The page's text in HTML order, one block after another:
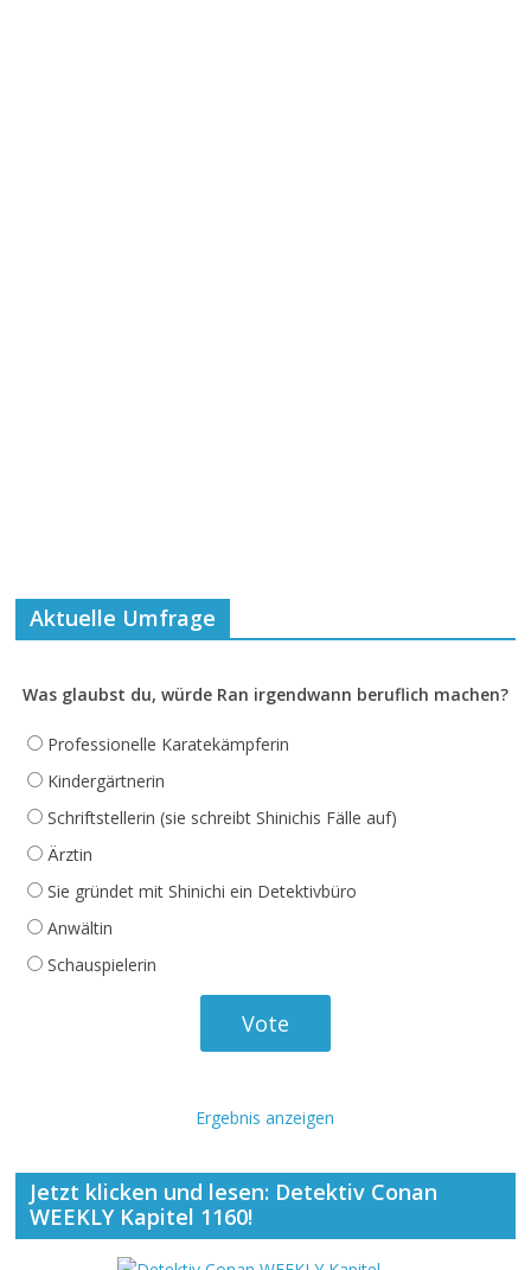
Aktuelle Umfrage
Was glaubst du, würde Ran irgendwann beruflich machen?
Professionelle Karatekämpferin
Kindergärtnerin
Schriftstellerin (sie schreibt Shinichis Fälle auf)
Ärztin
Sie gründet mit Shinichi ein Detektivbüro
Anwältin
Schauspielerin
Ergebnis anzeigen
Jetzt klicken und lesen: Detektiv Conan
WEEKLY Kapitel 1160!